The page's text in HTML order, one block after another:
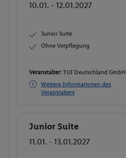
10.01. - 12.01.2027
Junior Suite
Ohne Verpflegung
Veranstalter: TUI Deutschland GmbH
Weitere Informationen des
Veranstalters
Buchen
Junior Suite
11.01. - 13.01.2027